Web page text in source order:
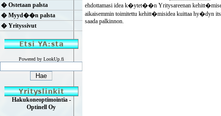
� Ostetaan palsta
� Myyd��n palsta
� Yrityssivut
Powered by LookUp.fi
Hakukoneoptimointia -
Optinell Oy
ehdottamasi idea k�ytet��n Yritysareenan
aikaisemmin toimitettu kehitt�misidea kuittaa hy�dyn
saada palkinnon.